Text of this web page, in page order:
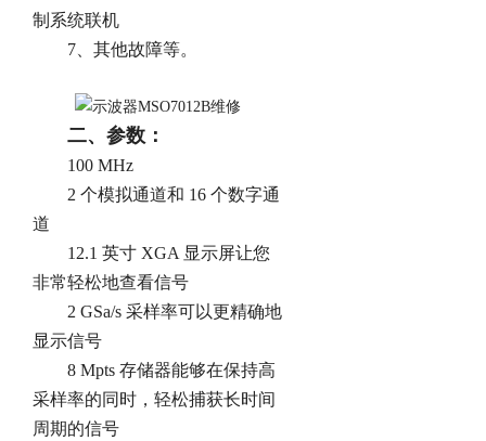
制系统联机
7、其他故障等。
二、参数：
100 MHz
2 个模拟通道和 16 个数字通
道
12.1 英寸 XGA 显示屏让您
非常轻松地查看信号
2 GSa/s 采样率可以更精确地
显示信号
8 Mpts 存储器能够在保持高
采样率的同时，轻松捕获长时间
周期的信号